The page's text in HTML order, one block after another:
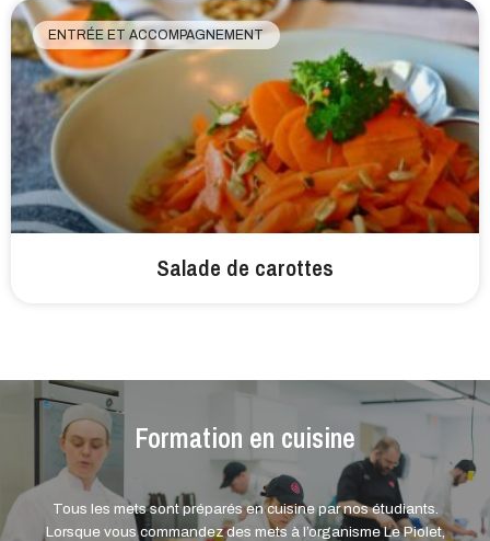
ENTRÉE ET ACCOMPAGNEMENT
Salade de carottes
Formation en cuisine
Tous les mets sont préparés en cuisine par nos étudiants.
Lorsque vous commandez des mets à l’organisme Le Piolet,